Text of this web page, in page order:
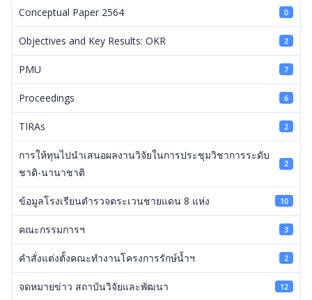
Conceptual Paper 2564 0
Objectives and Key Results: OKR 2
PMU 7
Proceedings 6
TIRAs 2
การให้ทุนไปนำเสนอผลงานวิจัยในการประชุมวิชาการระดับ
ชาติ-นานาชาติ
2
ข้อมูลโรงเรียนตำรวจตระเวนชายแดน 8 แห่ง 10
คณะกรรมการฯ 3
คำสั่งแต่งตั้งคณะทำงานโครงการรักษ์น้ำฯ 2
จดหมายข่าว สถาบันวิจัยและพัฒนา 12